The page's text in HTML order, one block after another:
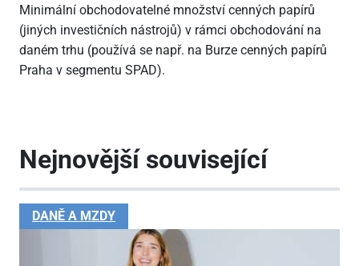
Minimální obchodovatelné množství cenných papírů
(jiných investičních nástrojů) v rámci obchodování na
daném trhu (používá se např. na Burze cenných papírů
Praha v segmentu SPAD).
Nejnovější související
DANĚ A MZDY